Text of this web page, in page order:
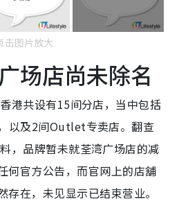
击图片放大
场店尚未除名
港共设有15间分店，当中包括
以及2间Outlet专卖店。翻查
，品牌暂未就荃湾广场店的减
何官方公告，而官网上的店舖
在，未见显示已结束营业。